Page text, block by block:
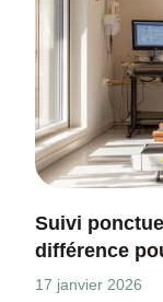
Suivi
différence
17 janvier 2026